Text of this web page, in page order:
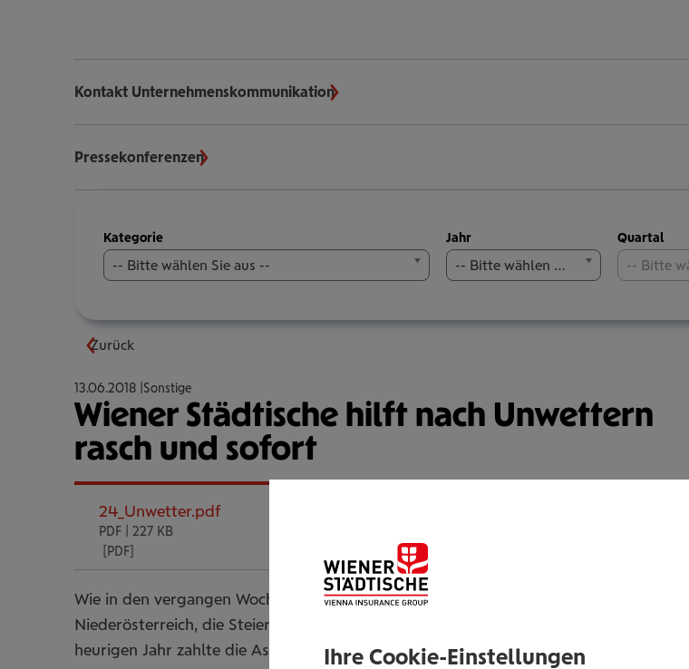
Kontakt Unternehmenskommunikation
Pressekonferenzen
Meldungen
filtern
Kategorie
-- Bitte wählen Sie aus --
Jahr
-- Bitte wählen Sie aus --
Quartal
-- Bitte
Zurück
13.06.2018 Sonstige
Wiener Städtische hilft nach Unwettern
rasch und sofort
24_Unwetter.pdf
PDF | 227 KB
Wie in den vergangen Wochen sind auch gestern wieder heftige Unwetter über
Niederösterreich, die Steiermark und das Burgenland. Die Wiener Städtische
heurigen Jahr zahlte die Assekuranz bereits mehr als 13 Mio. Euro aufgrund von
Ihre Cookie-Einstellungen